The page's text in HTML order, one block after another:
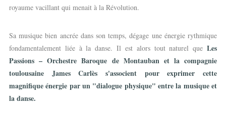
royaume vacillant qui menait à la Révolution.
Sa musique bien ancrée dans son temps, dégage une énergie rythmique
fondamentalement liée à la danse. Il est alors tout naturel que Les
Passions – Orchestre Baroque de Montauban et la compagnie
toulousaine James Carlès s'associent pour exprimer cette
magnifique énergie par un "dialogue physique" entre la musique et
la danse.